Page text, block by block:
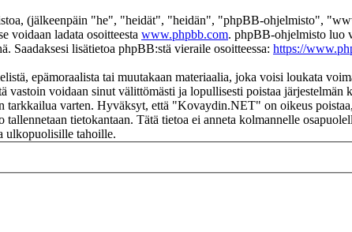
(jälkeenpäin "he", "heidät", "heidän", "phpBB-ohjelmisto",
voidaan ladata osoitteesta www.phpbb.com. phpBB-ohjelmisto luo
Saadaksesi lisätietoa phpBB:stä vieraile osoitteessa: https://
epämoraalista tai muutakaan materiaalia, joka voisi loukata
vastoin voidaan sinut välittömästi ja lopullisesti poistaa
tarkkailua varten. Hyväksyt, että "Kovaydin.NET" on oikeus
tietokantaan. Tätä tietoa ei anneta kolmannelle
ulkopuolisille tahoille.